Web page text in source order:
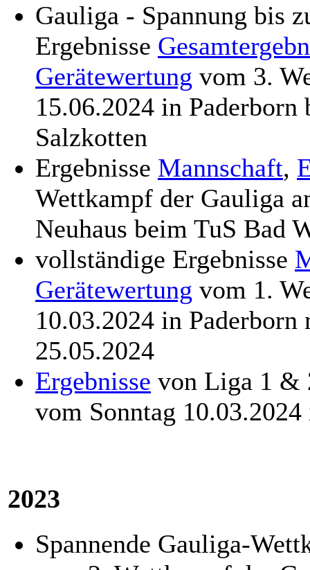
Gauliga - Spannung bis
Ergebnisse
Gerätewertung vom 3.
15.06.2024 in
Salzkotten
Ergebnisse Mannschaft,
Wettkampf der Gauliga
Neuhaus beim TuS Bad
vollständige Ergebnisse
Gerätewertung vom 1.
10.03.2024 in
25.05.2024
Ergebnisse von Liga 1 &
vom Sonntag
2023
Spannende Gauliga-